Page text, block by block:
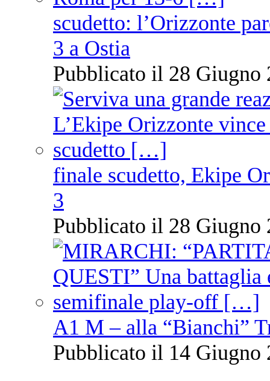
scudetto: l’Orizzonte
3 a Ostia
Pubblicato il 28 Giugno
finale scudetto, Ekipe
3
Pubblicato il 28 Giugno
A1 M – alla “Bianchi”
Pubblicato il 14 Giugno